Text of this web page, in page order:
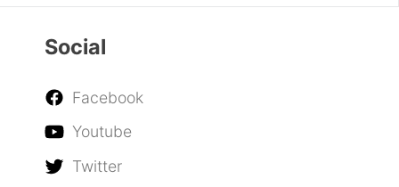
Social
Facebook
Youtube
Twitter